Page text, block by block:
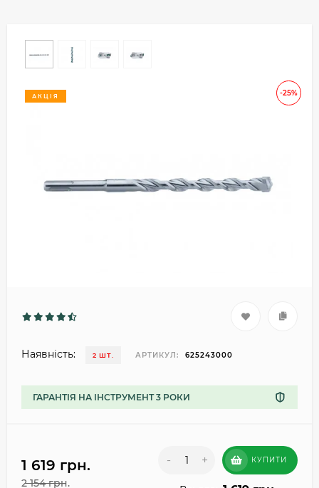
-25%
АКЦІЯ
Наявність: 2 ШТ. АРТИКУЛ: 625243000
ГАРАНТІЯ НА ІНСТРУМЕНТ 3 РОКИ
1 619 грн.
2 154 грн.
- + КУПИТИ